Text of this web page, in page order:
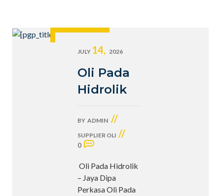
JULY 14, 2026
Oli Pada
Hidrolik
BY ADMIN //
SUPPLIER OLI //
0
Oli Pada Hidrolik
– Jaya Dipa
Perkasa Oli Pada